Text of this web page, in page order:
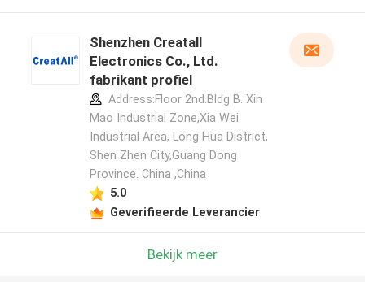
Laat een bericht achter
Shenzhen Creatall
Electronics Co., Ltd.
fabrikant profiel
Address:Floor 2nd.Bldg B. Xin
Mao Industrial Zone,Xia Wei
Industrial Area, Long Hua District,
Shen Zhen City,Guang Dong
Province. China ,China
5.0
Geverifieerde Leverancier
Bekijk meer